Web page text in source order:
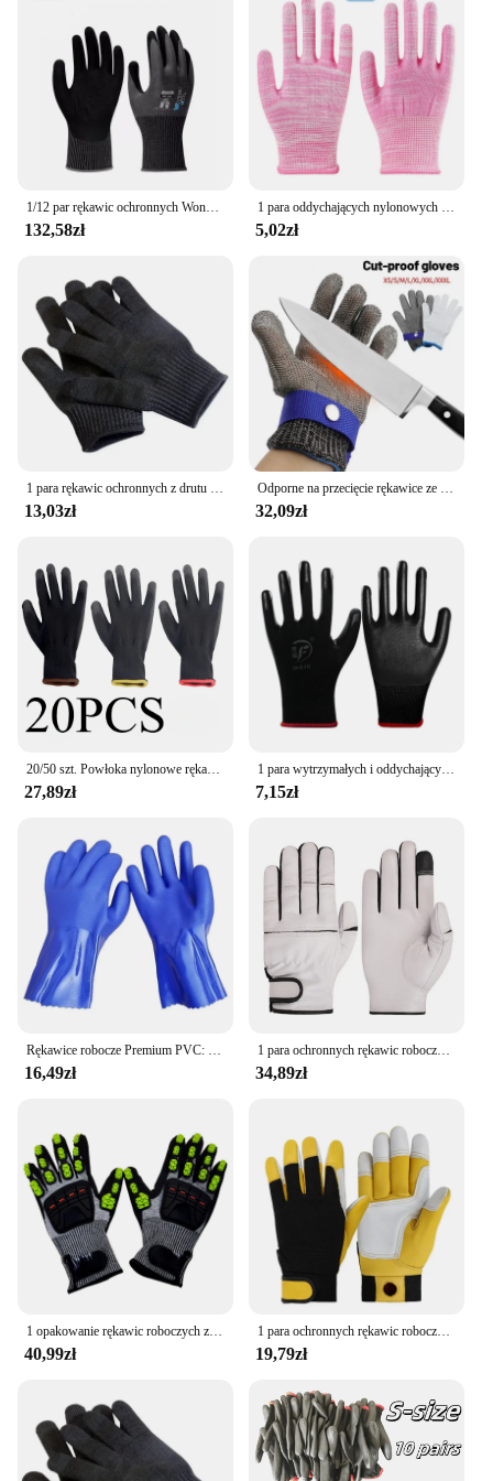
property, these safety gloves are a must-have for
anyone who values safety and efficiency in their
work.
1/12 par rękawic ochronnych Wonder Grip Garden Nylon nitrylowe rękawice robocze pokryte piaskowym
132,58zł
1 para oddychających nylonowych rękawice ogrodowe antypoślizgowych rękawic roboczych rękawice ochrona pracy do budowy mechaników
5,02zł
1 para rękawic ochronnych z drutu ze stali nierdzewnej, odpornych na przecięcie i przecięcie
13,03zł
Odporne na przecięcie rękawice ze stali nierdzewnej robocze rękawice ochronne siatka metalowa rękawice zapobiegające przecięciu dla pracownika rzeźnika 1 szt
32,09zł
20/50 szt. Powłoka nylonowe rękawice robocze z PU bezpieczeństwo antypoślizgowa trwała powłoka nylonowe rękawice robocze z PU Camping blokada krawędzi kolor losowo
27,89zł
1 para wytrzymałych i oddychających profesjonalnych rękawice ochronne roboczych bez uchwyt antypoślizgowy odporne rękawice
7,15zł
Rękawice robocze Premium PVC: wodoodporne, olejoodporne i chemiczne, antypoślizgowe, pogrubione do trwałej ochrony dłoni
16,49zł
1 para ochronnych rękawic roboczych Rękawice budowlane Rękawice ogrodnicze Lekkie rękawice mechaniczne Imitacja skóry owczej dla S/M/L/XL/XXL
34,89zł
1 opakowanie rękawic roboczych zapobiegających przecięciom z mechanicznymi, odpornymi na uderzenia rękawicami amortyzującymi dla mechaników.
40,99zł
1 para ochronnych rękawic roboczych Rękawice budownicze Rękawice ogrodnicze Lekkie rękawice mechaniczne Rękawice robocze z owczej skóry dla M/L/XL/XXL
19,79zł